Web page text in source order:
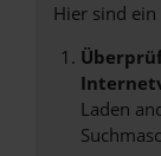
Hier sind
Laden